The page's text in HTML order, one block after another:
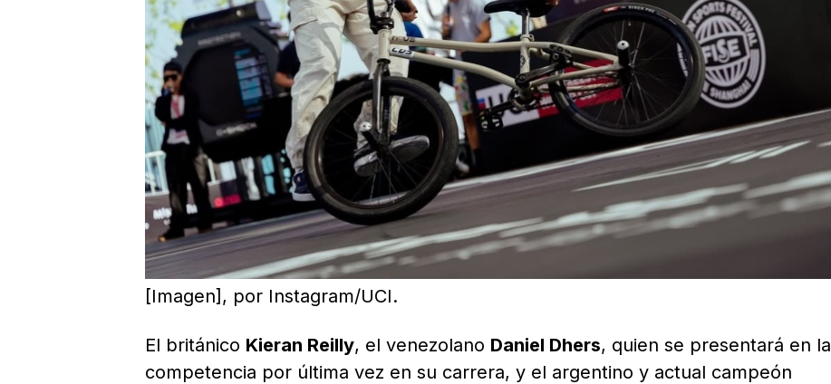
[Imagen], por Instagram/UCI.
El británico Kieran Reilly, el venezolano Daniel Dhers, quien se presentará en la
competencia por última vez en su carrera, y el argentino y actual campeón